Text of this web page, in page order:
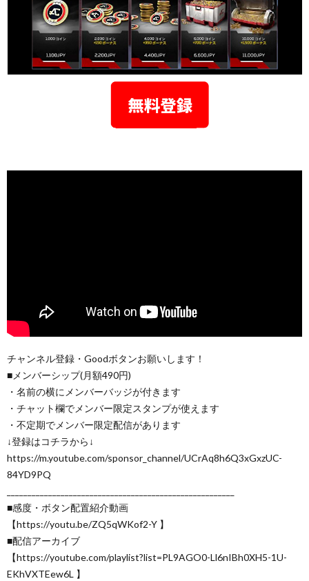
チャンネル登録・Goodボタンお願いします！
■メンバーシップ(月額490円)
・名前の横にメンバーバッジが付きます
・チャット欄でメンバー限定スタンプが使えます
・不定期でメンバー限定配信があります
↓登録はコチラから↓
https://m.youtube.com/sponsor_channel/UCrAq8h6Q3xGxzUC-
84YD9PQ
■感度・ボタン配置紹介動画
【https://youtu.be/ZQ5qWKof2-Y 】
■配信アーカイブ
【https://youtube.com/playlist?list=PL9AGO0-Ll6nIBh0XH5-1U-
EKhVXTEew6L 】